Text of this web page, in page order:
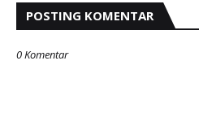
POSTING KOMENTAR
0 Komentar